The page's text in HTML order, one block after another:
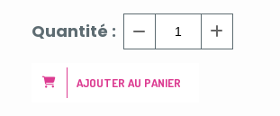
Quantité :
AJOUTER AU PANIER